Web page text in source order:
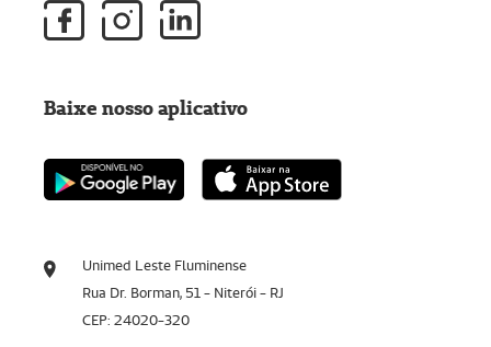
Unimed Leste Fluminense
Rua Dr. Borman, 51 - Niterói - RJ
CEP: 24020-320
Baixe nosso aplicativo